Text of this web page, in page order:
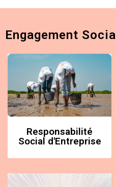
Engagement Social
Responsabilité
Social d'Entreprise